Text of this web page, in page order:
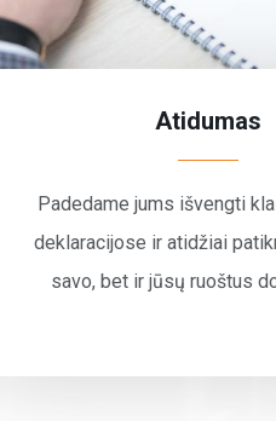
Atidumas
Padedame jums išvengti
deklaracijose ir atidžiai
savo, bet ir jūsų ruoštus